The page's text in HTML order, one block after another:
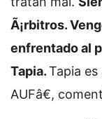
Ã¡rbitros.
enfrentado al
Tapia.Tapia
AUFâ€,